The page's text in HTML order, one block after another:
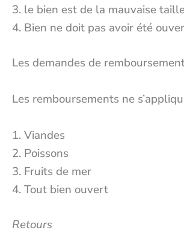
le bien est de la mauvaise
Bien ne doit pas avoir été
Les demandes de
Les remboursements ne
Viandes
Poissons
Fruits de mer
Tout bien ouvert
Retours